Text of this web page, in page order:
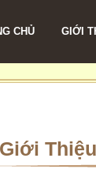
CHỦ GIỚI
Giới